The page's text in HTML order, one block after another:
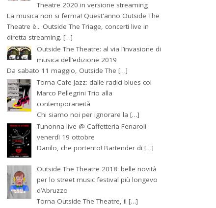
Theatre 2020 in versione streaming
La musica non si ferma! Quest'anno Outside The
Theatre è... Outside The Triage, concerti live in
diretta streaming. […]
Outside The Theatre: al via l’invasione di
musica dell’edizione 2019
Da sabato 11 maggio, Outside The […]
Torna Cafe Jazz: dalle radici blues col
Marco Pellegrini Trio alla
contemporaneità
Chi siamo noi per ignorare la […]
Tunonna live @ Caffetteria Fenaroli
venerdì 19 ottobre
Danilo, che portento! Bartender di […]
Outside The Theatre 2018: belle novità
per lo street music festival più longevo
d’Abruzzo
Torna Outside The Theatre, il […]